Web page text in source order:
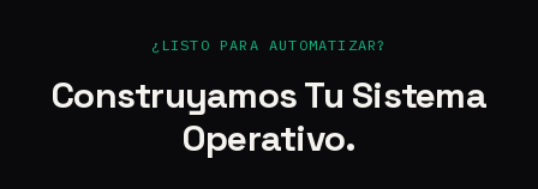
¿LISTO PARA AUTOMATIZAR?
Construyamos Tu Sistema
Operativo.